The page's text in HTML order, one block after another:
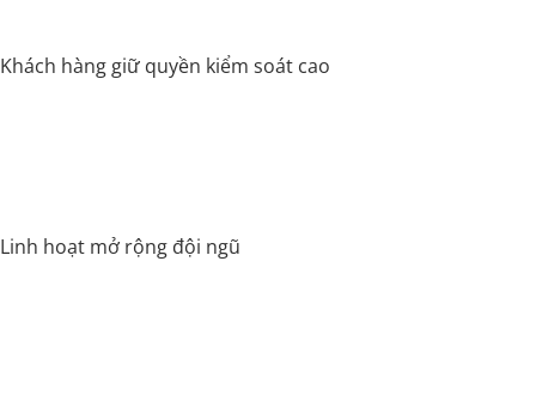
Khách hàng giữ quyền kiểm soát cao
Linh hoạt mở rộng đội ngũ